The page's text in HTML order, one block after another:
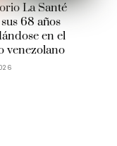
La Santé
68 años
en el
venezolano